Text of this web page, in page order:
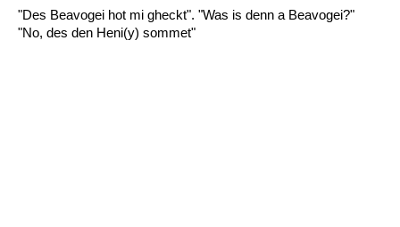
"Des Beavogei hot mi gheckt". "Was is denn a Beavogei?"
"No, des den Heni(y) sommet"